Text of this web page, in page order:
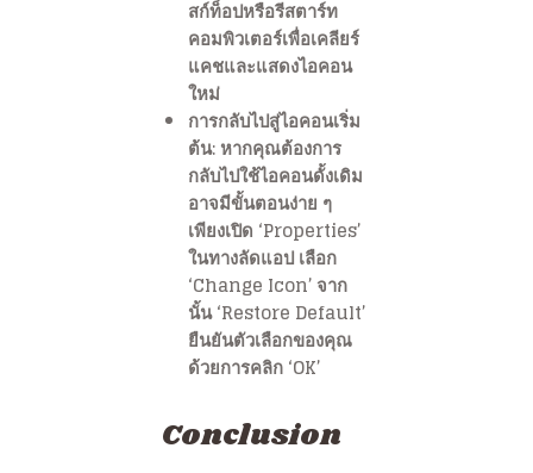
สก์ท็อปหรือรีสตาร์ท
คอมพิวเตอร์เพื่อเคลียร์
แคชและแสดงไอคอน
ใหม่
การกลับไปสู่ไอคอนเริ่ม
ต้น: หากคุณต้องการ
กลับไปใช้ไอคอนดั้งเดิม
อาจมีขั้นตอนง่าย ๆ
เพียงเปิด ‘Properties’
ในทางลัดแอป เลือก
‘Change Icon’ จาก
นั้น ‘Restore Default’
ยืนยันตัวเลือกของคุณ
ด้วยการคลิก ‘OK’
Conclusion